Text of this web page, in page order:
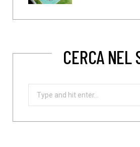
CERCA NEL
Search